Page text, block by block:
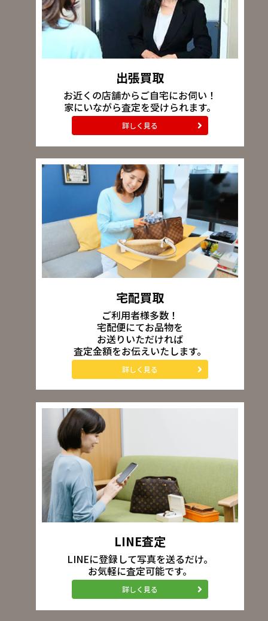
出張買取
お近くの店舗からご自宅にお伺い！
家にいながら査定を受けられます。
詳しく見る
宅配買取
ご利用者様多数！
宅配便にてお品物を
お送りいただければ
査定金額をお伝えいたします。
詳しく見る
LINE査定
LINEに登録して写真を送るだけ。
お気軽に査定可能です。
詳しく見る